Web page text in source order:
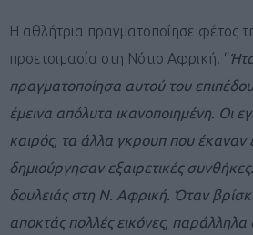
Η αθλήτρια πραγματοποίησε φέτος
προετοιμασία στη Νότιο Αφρική. “
πραγματοποίησα αυτού του
έμεινα απόλυτα ικανοποιημένη. Οι
καιρός, τα άλλα γκρουπ που έκαναν
δημιούργησαν εξαιρετικές
δουλειάς στη Ν. Αφρική. Όταν
αποκτάς πολλές εικόνες, παράλληλα